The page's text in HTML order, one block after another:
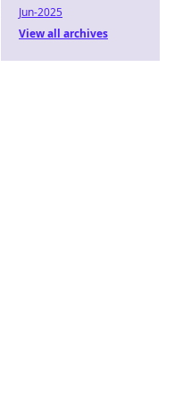
Jun-2025
View all archives